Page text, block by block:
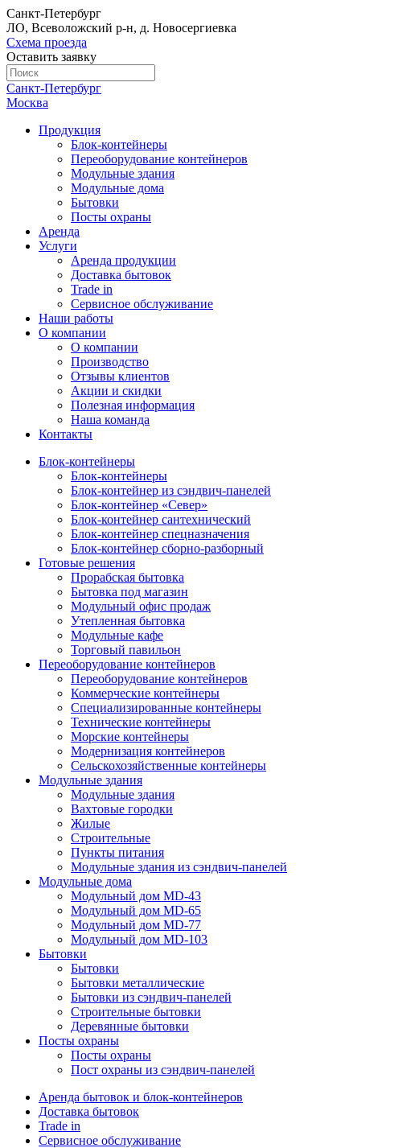
Санкт-Петербург
ЛО, Всеволожский р-н, д. Новосергиевка
Схема проезда
Оставить заявку
Санкт-Петербург
Москва
Продукция
Блок-контейнеры
Переоборудование контейнеров
Модульные здания
Модульные дома
Бытовки
Посты охраны
Аренда
Услуги
Аренда продукции
Доставка бытовок
Trade in
Сервисное обслуживание
Наши работы
О компании
О компании
Производство
Отзывы клиентов
Акции и скидки
Полезная информация
Наша команда
Контакты
Блок-контейнеры
Блок-контейнеры
Блок-контейнер из сэндвич-панелей
Блок-контейнер «Север»
Блок-контейнер сантехнический
Блок-контейнер спецназначения
Блок-контейнер сборно-разборный
Готовые решения
Прорабская бытовка
Бытовка под магазин
Модульный офис продаж
Утепленная бытовка
Модульные кафе
Торговый павильон
Переоборудование контейнеров
Переоборудование контейнеров
Коммерческие контейнеры
Специализированные контейнеры
Технические контейнеры
Морские контейнеры
Модернизация контейнеров
Сельскохозяйственные контейнеры
Модульные здания
Модульные здания
Вахтовые городки
Жилые
Строительные
Пункты питания
Модульные здания из сэндвич-панелей
Модульные дома
Модульный дом MD-43
Модульный дом MD-65
Модульный дом MD-77
Модульный дом MD-103
Бытовки
Бытовки
Бытовки металлические
Бытовки из сэндвич-панелей
Строительные бытовки
Деревянные бытовки
Посты охраны
Посты охраны
Пост охраны из сэндвич-панелей
Аренда бытовок и блок-контейнеров
Доставка бытовок
Trade in
Сервисное обслуживание